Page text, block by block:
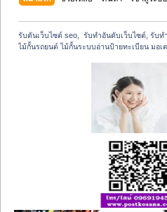
รับดันเว็บไซต์ seo,  รับทำอันดับเว็บไซต์, รับท
ไม้กั้นรถยนต์ ไม้กั้นระบบอ่านป้ายทะเบียน มอ